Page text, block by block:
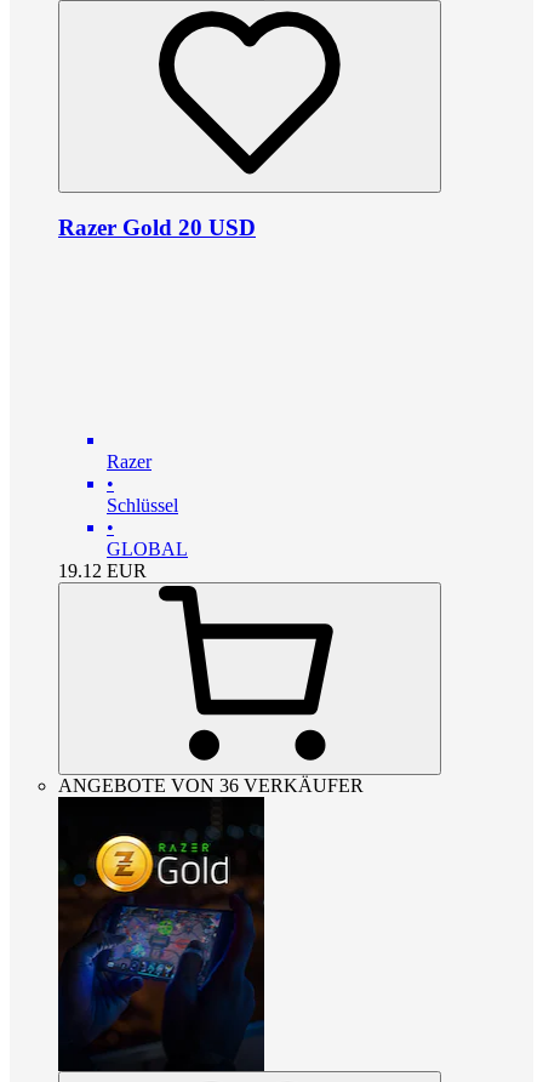
Razer Gold 20 USD
Razer
•
Schlüssel
•
GLOBAL
19.12 EUR
ANGEBOTE VON 36 VERKÄUFER